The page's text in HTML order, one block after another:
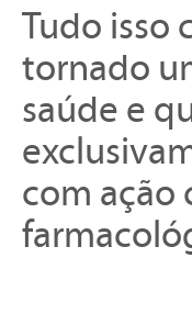
Tudo isso
tornado
saúde e
com ação